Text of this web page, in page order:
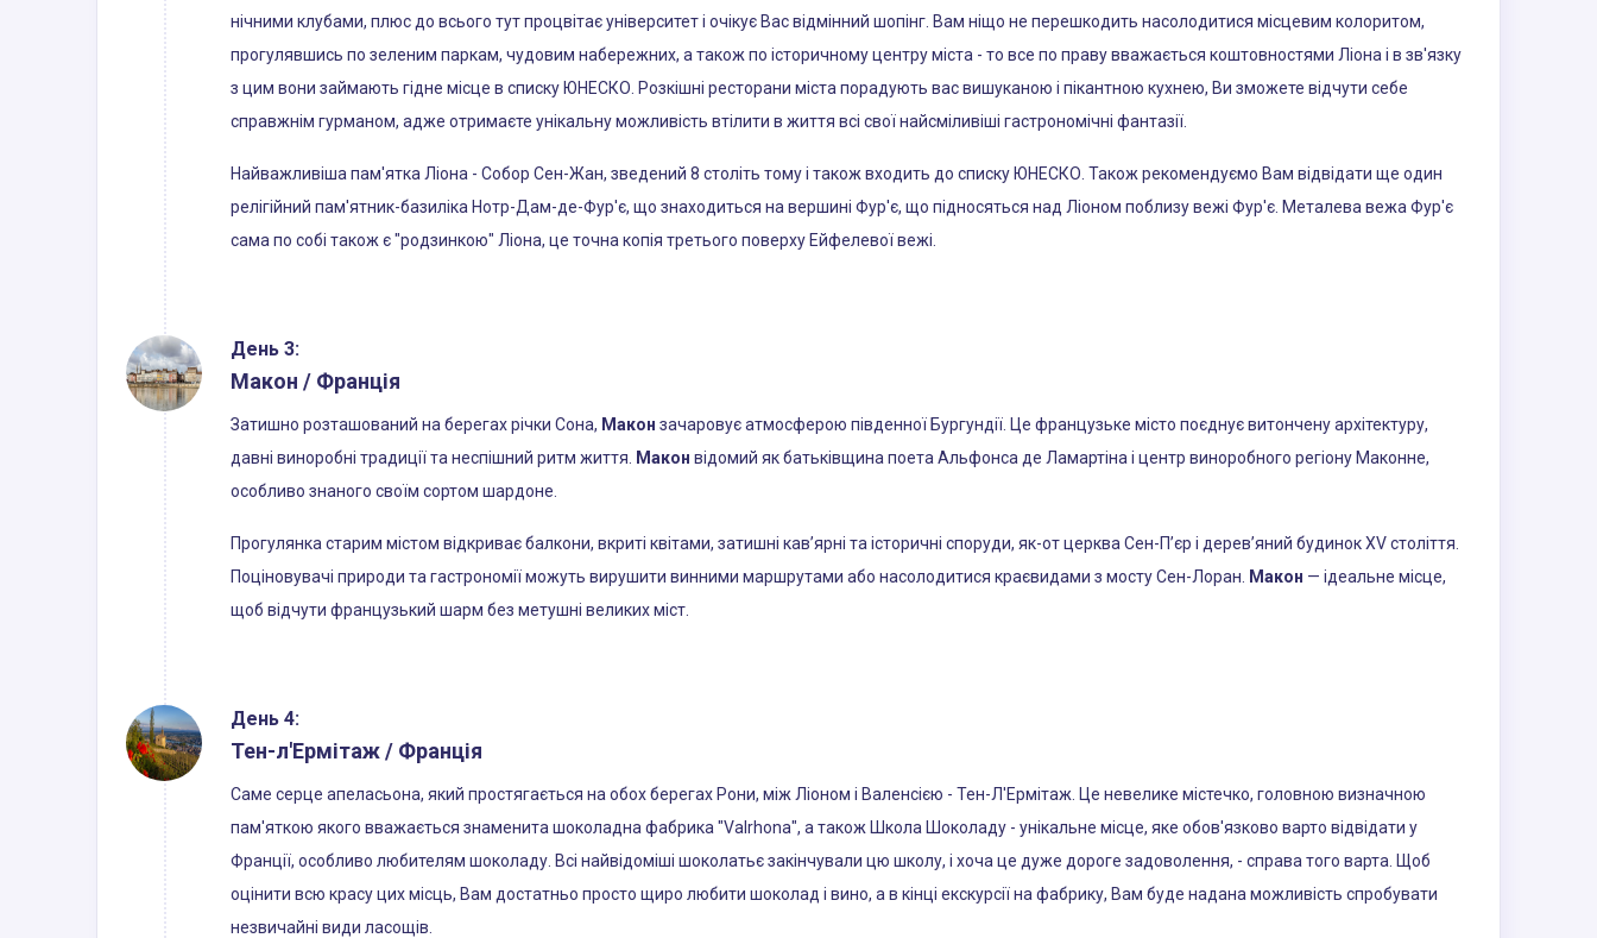
нічними клубами, плюс до всього тут процвітає університет і очікує Вас відмінний шопінг. Вам ніщо не перешкодить насолодитися місцевим колоритом,
прогулявшись по зеленим паркам, чудовим набережних, а також по історичному центру міста - то все по праву вважається коштовностями Ліона і в зв'язку
з цим вони займають гідне місце в списку ЮНЕСКО. Розкішні ресторани міста порадують вас вишуканою і пікантною кухнею, Ви зможете відчути себе
справжнім гурманом, адже отримаєте унікальну можливість втілити в життя всі свої найсміливіші гастрономічні фантазії.
Найважливіша пам'ятка Ліона - Собор Сен-Жан, зведений 8 століть тому і також входить до списку ЮНЕСКО. Також рекомендуємо Вам відвідати ще один
релігійний пам'ятник-базиліка Нотр-Дам-де-Фур'є, що знаходиться на вершині Фур'є, що підносяться над Ліоном поблизу вежі Фур'є. Металева вежа Фур'є
сама по собі також є "родзинкою" Ліона, це точна копія третього поверху Ейфелевої вежі.
День 3:
Макон / Франція
Затишно розташований на берегах річки Сона, Макон зачаровує атмосферою південної Бургундії. Це французьке місто поєднує витончену архітектуру,
давні виноробні традиції та неспішний ритм життя.
Макон відомий як батьківщина поета Альфонса де Ламартіна і центр виноробного регіону Маконне,
особливо знаного своїм сортом шардоне.
Прогулянка старим містом відкриває балкони, вкриті квітами, затишні кав’ярні та історичні споруди, як-от церква Сен-П’єр і дерев’яний будинок XV століття.
Поціновувачі природи та гастрономії можуть вирушити винними маршрутами або насолодитися краєвидами з мосту Сен-Лоран.
Макон — ідеальне місце,
щоб відчути французький шарм без метушні великих міст.
День 4:
Тен-л'Ермітаж / Франція
Саме серце апеласьона, який простягається на обох берегах Рони, між Ліоном і Валенсією - Тен-Л'Ермітаж. Це невелике містечко, головною визначною
пам'яткою якого вважається знаменита шоколадна фабрика "Valrhona", а також Школа Шоколаду - унікальне місце, яке обов'язково варто відвідати у
Франції, особливо любителям шоколаду. Всі найвідоміші шоколатьє закінчували цю школу, і хоча це дуже дороге задоволення, - справа того варта. Щоб
оцінити всю красу цих місць, Вам достатньо просто щиро любити шоколад і вино, а в кінці екскурсії на фабрику, Вам буде надана можливість спробувати
незвичайні види ласощів.